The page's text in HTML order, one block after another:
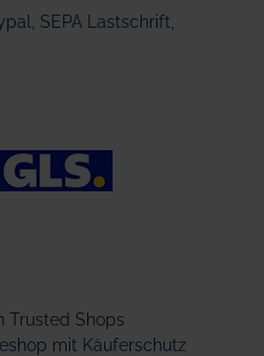
SEPA Lastschrift,
Trusted Shops
mit Käuferschutz